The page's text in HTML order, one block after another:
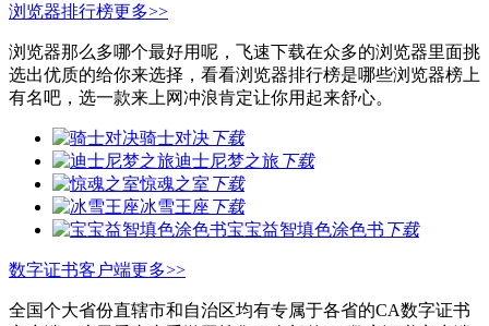
浏览器排行榜更多>>
浏览器那么多哪个最好用呢，飞速下载在众多的浏览器里面挑
选出优质的给你来选择，看看浏览器排行榜是哪些浏览器榜上
有名吧，选一款来上网冲浪肯定让你用起来舒心。
骑士对决下载
迪士尼梦之旅 下载
惊魂之室 下载
冰雪王座 下载
宝宝益智填色涂色书 下载
数字证书客户端更多>>
全国个大省份直辖市和自治区均有专属于各省的CA数字证书